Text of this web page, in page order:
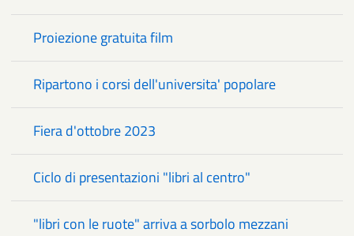
Proiezione gratuita film
Ripartono i corsi dell'universita' popolare
Fiera d'ottobre 2023
Ciclo di presentazioni "libri al centro"
"libri con le ruote" arriva a sorbolo mezzani